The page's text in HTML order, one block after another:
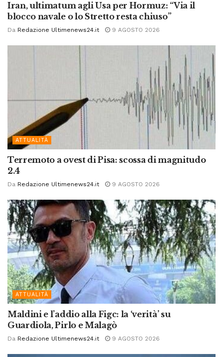
Iran, ultimatum agli Usa per Hormuz: “Via il
blocco navale o lo Stretto resta chiuso”
Da Redazione Ultimenews24.it 9 AGOSTO 2026
ATTUALITÀ
Terremoto a ovest di Pisa: scossa di magnitudo
2.4
Da Redazione Ultimenews24.it 9 AGOSTO 2026
ATTUALITÀ
Maldini e l’addio alla Figc: la ‘verità’ su
Guardiola, Pirlo e Malagò
Da Redazione Ultimenews24.it 9 AGOSTO 2026